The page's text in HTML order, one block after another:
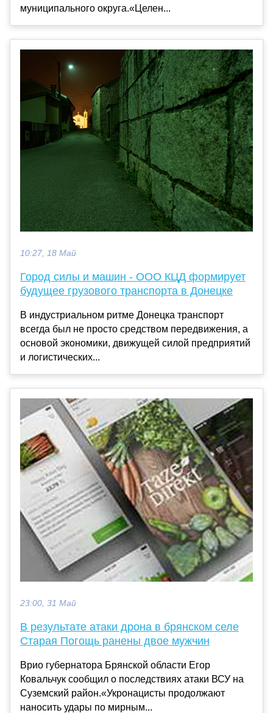
муниципального округа.«Целен...
10:27, 18 Май
Город силы и машин - ООО КЦД формирует
будущее грузового транспорта в Донецке
В индустриальном ритме Донецка транспорт
всегда был не просто средством передвижения, а
основой экономики, движущей силой предприятий
и логистических...
23:00, 31 Май
В результате атаки дрона в брянском селе
Старая Погощь ранены двое мужчин
Врио губернатора Брянской области Егор
Ковальчук сообщил о последствиях атаки ВСУ на
Суземский район.«Укронацисты продолжают
наносить удары по мирным...